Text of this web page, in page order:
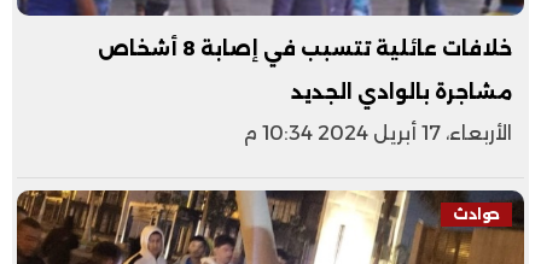
خلافات عائلية تتسبب في إصابة 8 أشخاص
مشاجرة بالوادي الجديد
الأربعاء، 17 أبريل 2024 10:34 م
حوادث